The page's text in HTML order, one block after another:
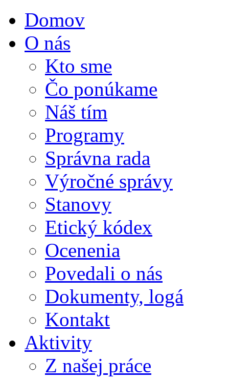
Domov
O nás
Kto sme
Čo ponúkame
Náš tím
Programy
Správna rada
Výročné správy
Stanovy
Etický kódex
Ocenenia
Povedali o nás
Dokumenty, logá
Kontakt
Aktivity
Z našej práce